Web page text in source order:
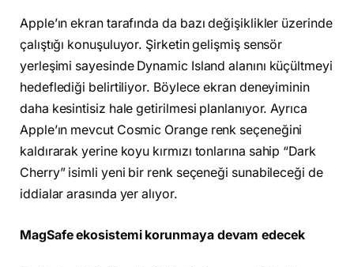
Apple’ın ekran tarafında da bazı değişiklikler üzerinde
çalıştığı konuşuluyor. Şirketin gelişmiş sensör
yerleşimi sayesinde Dynamic Island alanını küçültmeyi
hedeflediği belirtiliyor. Böylece ekran deneyiminin
daha kesintisiz hale getirilmesi planlanıyor. Ayrıca
Apple’ın mevcut Cosmic Orange renk seçeneğini
kaldırarak yerine koyu kırmızı tonlarına sahip “Dark
Cherry” isimli yeni bir renk seçeneği sunabileceği de
iddialar arasında yer alıyor.
MagSafe ekosistemi korunmaya devam edecek